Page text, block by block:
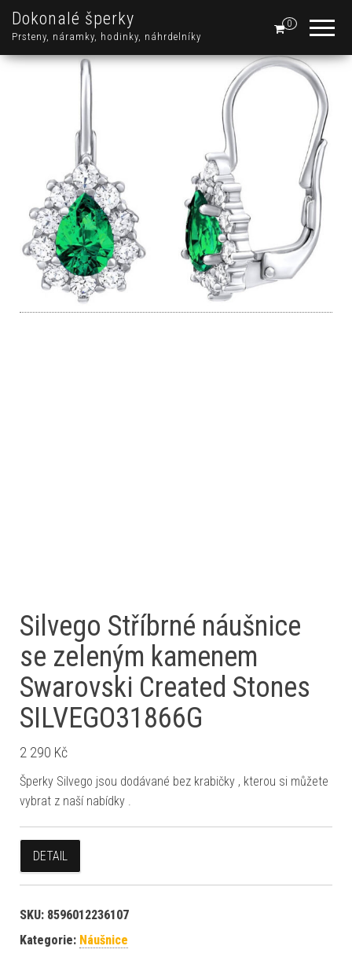
Dokonalé šperky
Prsteny, náramky, hodinky, náhrdelníky
0
Silvego Stříbrné náušnice
se zeleným kamenem
Swarovski Created Stones
SILVEGO31866G
2 290 Kč
Šperky Silvego jsou dodávané bez krabičky , kterou si můžete
vybrat z naší nabídky .
DETAIL
SKU: 8596012236107
Kategorie: Náušnice